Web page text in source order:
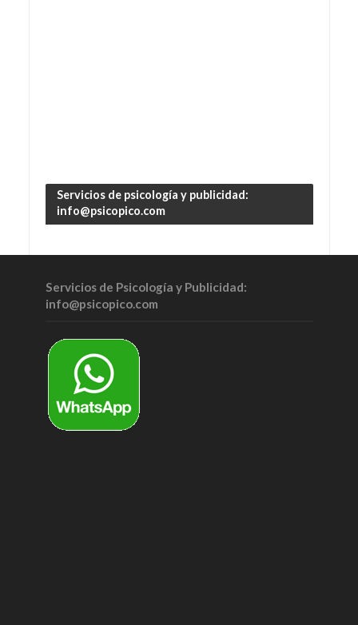
Servicios de psicología y publicidad:
info@psicopico.com
Servicios de Psicología y Publicidad:
info@psicopico.com